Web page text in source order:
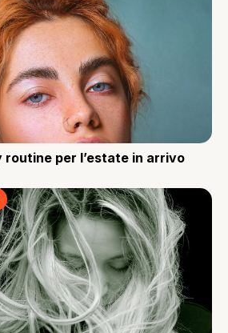
routine per l’estate in arrivo